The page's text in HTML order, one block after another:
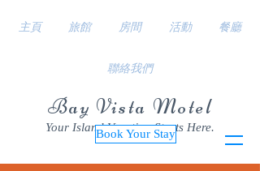
Bay Vista Motel
Your Island Vacation Starts Here.
Book Your Stay
主頁 旅館 房間 活動 餐廳
聯絡我們